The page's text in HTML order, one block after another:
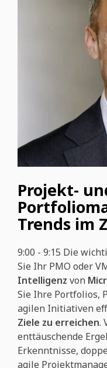
Projekt-
Trends im
9:00 - 9:15 Die
Sie Ihr PMO oder
Intelligenz von
Sie Ihre Portfolios,
agilen Initiativen
Ziele zu erreichen.
enttäuschende
Erkenntnisse,
agile